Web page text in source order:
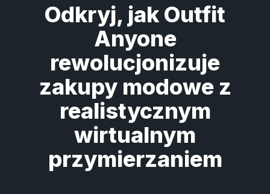
Odkryj, jak Outfit
Anyone
rewolucjonizuje
zakupy modowe z
realistycznym
wirtualnym
przymierzaniem